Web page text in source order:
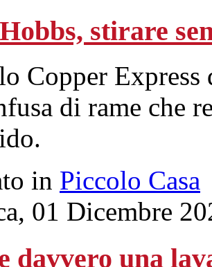
stirare
Copper Express
di rame che
in Piccolo Casa
01 Dicembre
davvero una